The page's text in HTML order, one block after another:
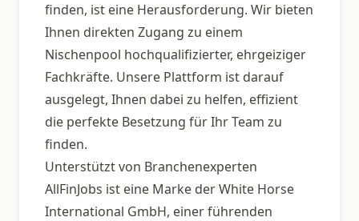
finden, ist eine Herausforderung. Wir bieten
Ihnen direkten Zugang zu einem
Nischenpool hochqualifizierter, ehrgeiziger
Fachkräfte. Unsere Plattform ist darauf
ausgelegt, Ihnen dabei zu helfen, effizient
die perfekte Besetzung für Ihr Team zu
finden.
Unterstützt von Branchenexperten
AllFinJobs ist eine Marke der White Horse
International GmbH, einer führenden